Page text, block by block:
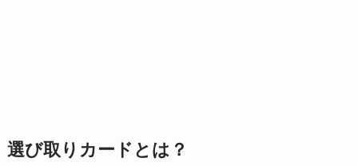
選び取りカードとは？